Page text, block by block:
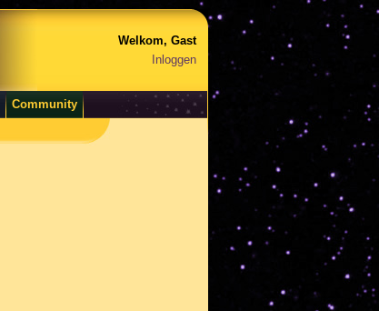
Welkom, Gast
Inloggen
Community